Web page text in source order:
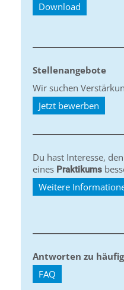
Download
Stellenangebote
Wir suchen
Jetzt bewerben
Du hast Interesse,
eines Praktikums
Weitere
Antworten zu
FAQ